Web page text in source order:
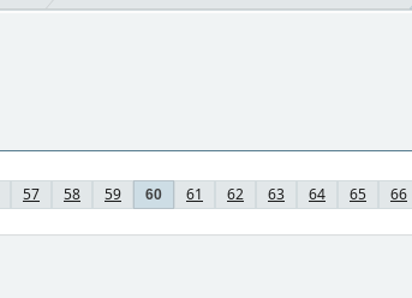
57 58 59 60 61 62 63 64 65 66